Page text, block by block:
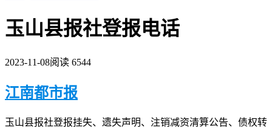
玉山县报社登报电话
2023-11-08阅读 6544
江南都市报
玉山县报社登报挂失、遗失声明、注销减资清算公告、债权转